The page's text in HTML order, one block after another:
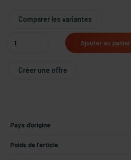
Comparer les variantes
Ajouter au panier
Créer une offre
Pays d'origine
Poids de l'article